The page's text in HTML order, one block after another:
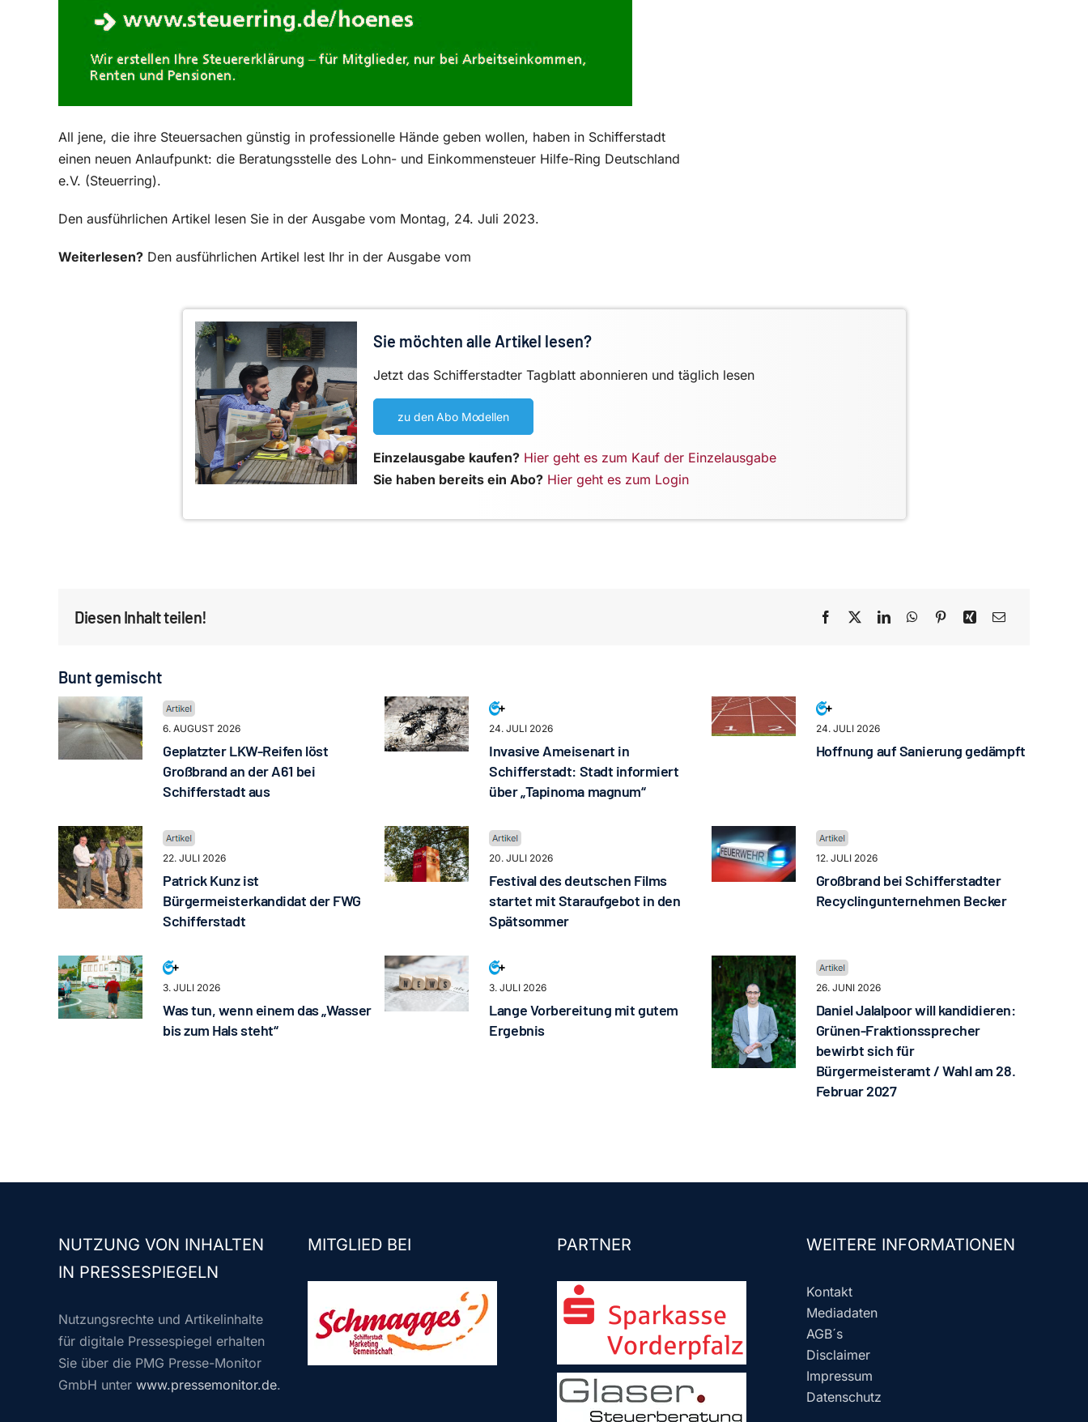
All jene, die ihre Steuersachen günstig in professionelle Hände geben wollen, haben in Schifferstadt
einen neuen Anlaufpunkt: die Beratungsstelle des Lohn- und Einkommensteuer Hilfe-Ring Deutschland
e.V. (Steuerring).
Den ausführlichen Artikel lesen Sie in der Ausgabe vom Montag, 24. Juli 2023.
Weiterlesen? Den ausführlichen Artikel lest Ihr in der Ausgabe vom
Sie möchten alle Artikel lesen?
Jetzt das Schifferstadter Tagblatt abonnieren und täglich lesen
zu den Abo Modellen
Einzelausgabe kaufen? Hier geht es zum Kauf der Einzelausgabe
Sie haben bereits ein Abo? Hier geht es zum Login
Diesen Inhalt teilen!
Bunt gemischt
6. AUGUST 2026
Geplatzter LKW-Reifen löst
Großbrand an der A61 bei
Schifferstadt aus
24. JULI 2026
Invasive Ameisenart in
Schifferstadt: Stadt informiert
über „Tapinoma magnum“
24. JULI 2026
Hoffnung auf Sanierung gedämpft
22. JULI 2026
Patrick Kunz ist
Bürgermeisterkandidat der FWG
Schifferstadt
20. JULI 2026
Festival des deutschen Films
startet mit Staraufgebot in den
Spätsommer
12. JULI 2026
Großbrand bei Schifferstadter
Recyclingunternehmen Becker
3. JULI 2026
Was tun, wenn einem das „Wasser
bis zum Hals steht“
3. JULI 2026
Lange Vorbereitung mit gutem
Ergebnis
26. JUNI 2026
Daniel Jalalpoor will kandidieren:
Grünen-Fraktionssprecher
bewirbt sich für
Bürgermeisteramt / Wahl am 28.
Februar 2027
NUTZUNG VON INHALTEN
IN PRESSESPIEGELN
Nutzungsrechte und Artikelinhalte
für digitale Pressespiegel erhalten
Sie über die PMG Presse-Monitor
GmbH unter www.pressemonitor.de.
MITGLIED BEI PARTNER WEITERE INFORMATIONEN
Kontakt
Mediadaten
AGB´s
Disclaimer
Impressum
Datenschutz